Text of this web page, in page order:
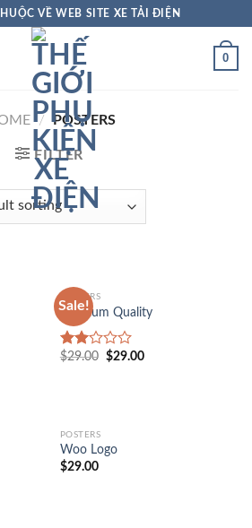
VỀ WEB SITE XE TẢI ĐIỆN
0
/ POSTERS
FILTER
Sale!
POSTERS
Premium Quality
Rated
$29.00
Original
$29.00Current
POSTERS
Woo Logo
$29.00